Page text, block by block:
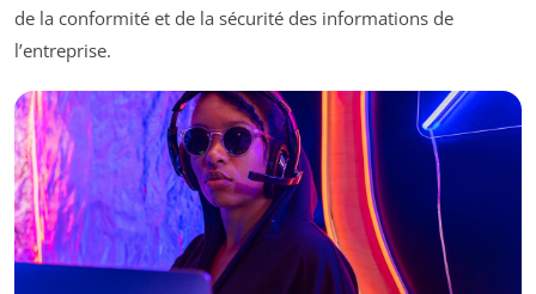
de la conformité et de la sécurité des informations de
l’entreprise.